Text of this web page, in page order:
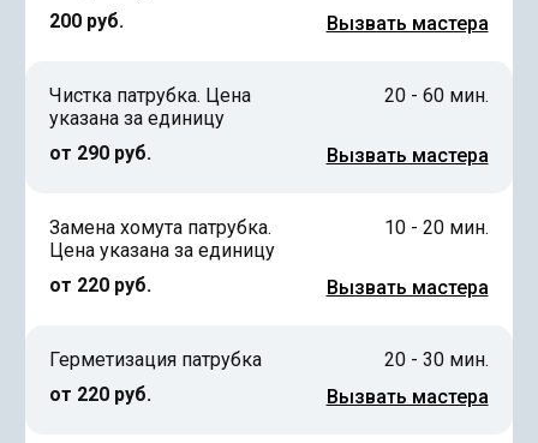
200 руб.
Вызвать мастера
Чистка патрубка. Цена
указана за единицу
от 290 руб.
20 - 60 мин.
Вызвать мастера
Замена хомута патрубка.
Цена указана за единицу
от 220 руб.
10 - 20 мин.
Вызвать мастера
Герметизация патрубка
от 220 руб.
20 - 30 мин.
Вызвать мастера